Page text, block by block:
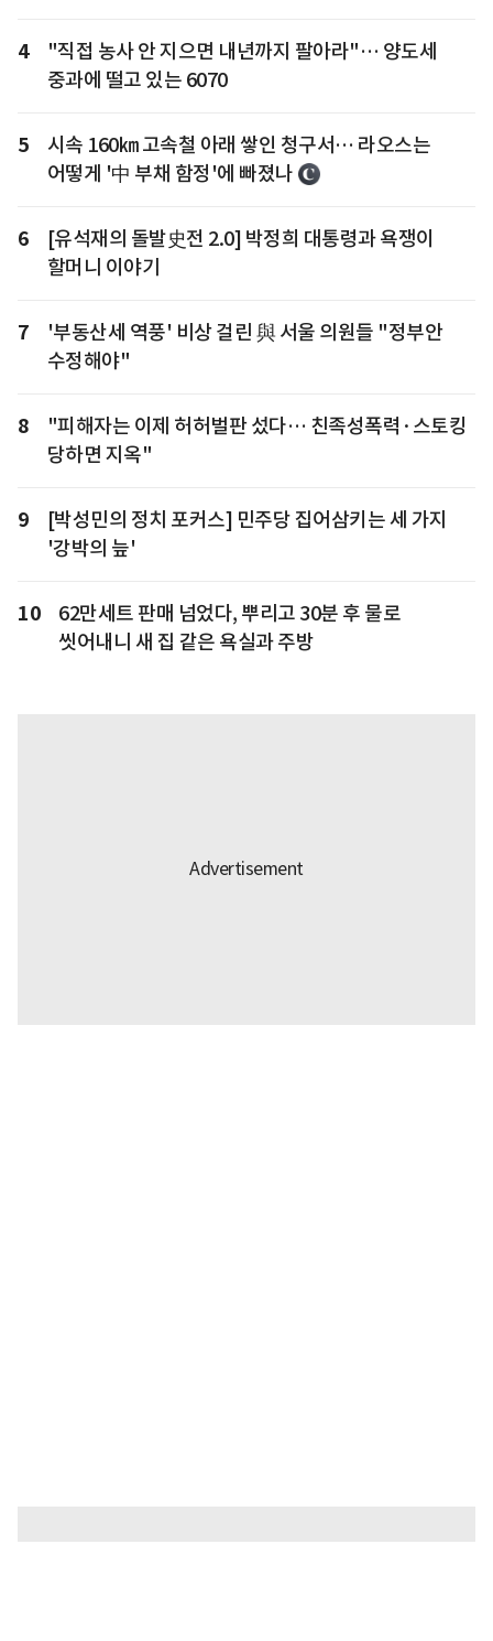
4
"직접 농사 안 지으면 내년까지 팔아라"… 양도세
중과에 떨고 있는 6070
5
시속 160㎞ 고속철 아래 쌓인 청구서… 라오스는
어떻게 '中 부채 함정'에 빠졌나
6
[유석재의 돌발史전 2.0] 박정희 대통령과 욕쟁이
할머니 이야기
7
'부동산세 역풍' 비상 걸린 與 서울 의원들 "정부안
수정해야"
8
"피해자는 이제 허허벌판 섰다… 친족성폭력·스토킹
당하면 지옥"
9
[박성민의 정치 포커스] 민주당 집어삼키는 세 가지
'강박의 늪'
10
62만세트 판매 넘었다, 뿌리고 30분 후 물로
씻어내니 새 집 같은 욕실과 주방